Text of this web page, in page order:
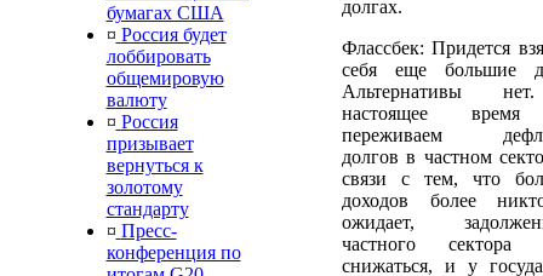
бумагах США
¤ Россия будет
лоббировать
общемировую
валюту
¤ Россия
призывает
вернуться к
золотому
стандарту
¤ Пресс-
конференция по
долгах.
Флассбек: Придется
себя еще большие
Альтернативы
настоящее
переживаем
долгов в частном
связи с тем, что
доходов более
ожидает,
частного сектора
снижаться, и у